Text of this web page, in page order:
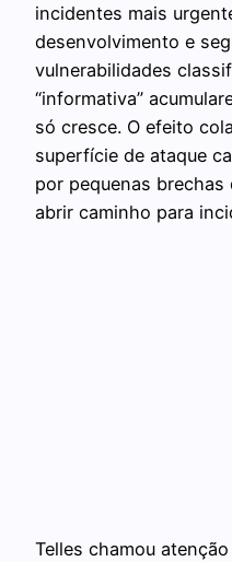
incidentes mais
desenvolvimento e
vulnerabilidades
“informativa”
só cresce. O efeito
superfície de ataque
por pequenas
abrir caminho para
Telles chamou